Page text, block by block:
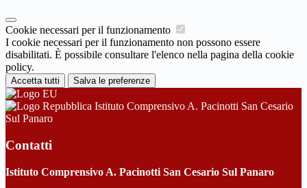
Cookie necessari per il funzionamento
I cookie necessari per il funzionamento non possono essere
disabilitati. È possibile consultare l'elenco nella pagina della cookie
policy.
Accetta tutti Salva le preferenze
Istituto Comprensivo A. Pacinotti San Cesario
Sul Panaro
Contatti
Istituto Comprensivo A. Pacinotti San Cesario Sul Panaro